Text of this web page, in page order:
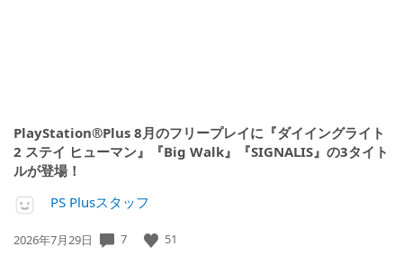
PlayStation®Plus 8月のフリープレイに『ダイイングライト
2 ステイ ヒューマン』『Big Walk』『SIGNALIS』の3タイト
ルが登場！
PS Plusスタッフ
公
2026年7月29日 7 51